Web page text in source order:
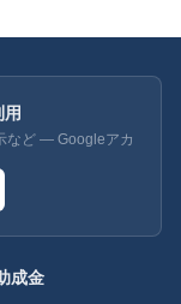
など — Googleアカ
成金